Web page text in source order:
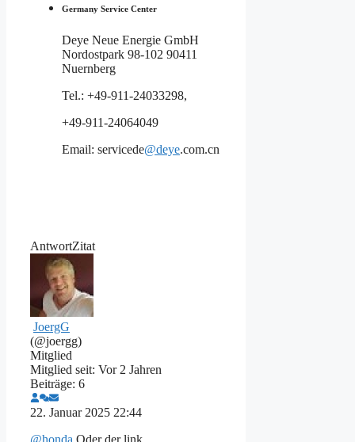
Germany Service Center
Deye Neue Energie GmbH
Nordostpark 98-102 90411
Nuernberg
Tel.: +49-911-24033298,
+49-911-24064049
Email: servicede@deye.com.cn
AntwortZitat
JoergG
(@joergg)
Mitglied
Mitglied seit: Vor 2 Jahren
Beiträge: 6
22. Januar 2025 22:44
@honda Oder der link